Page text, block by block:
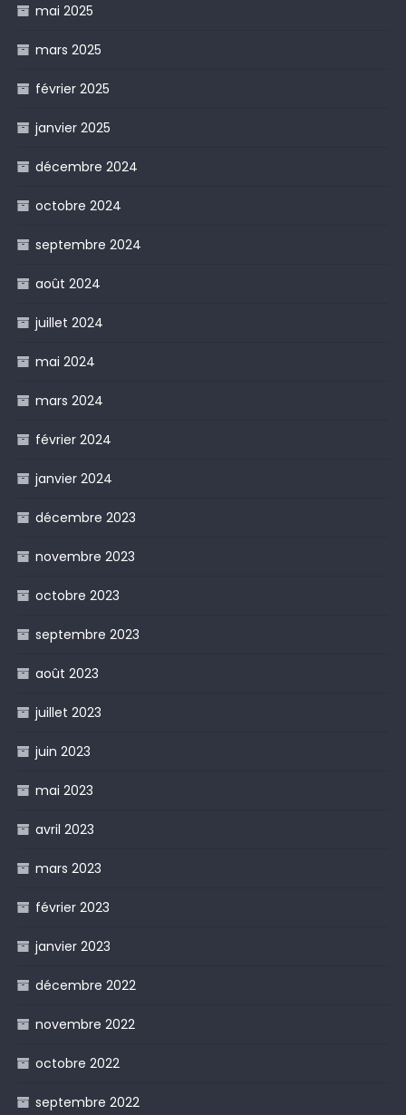
mai 2025
mars 2025
février 2025
janvier 2025
décembre 2024
octobre 2024
septembre 2024
août 2024
juillet 2024
mai 2024
mars 2024
février 2024
janvier 2024
décembre 2023
novembre 2023
octobre 2023
septembre 2023
août 2023
juillet 2023
juin 2023
mai 2023
avril 2023
mars 2023
février 2023
janvier 2023
décembre 2022
novembre 2022
octobre 2022
septembre 2022